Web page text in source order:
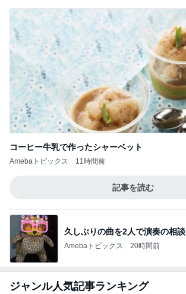
コーヒー牛乳で作ったシャーベット
Amebaトピックス 11時間前
記事を読む
久しぶりの曲を2人で演奏の相談
Amebaトピックス 20時間前
ジャンル人気記事ランキング